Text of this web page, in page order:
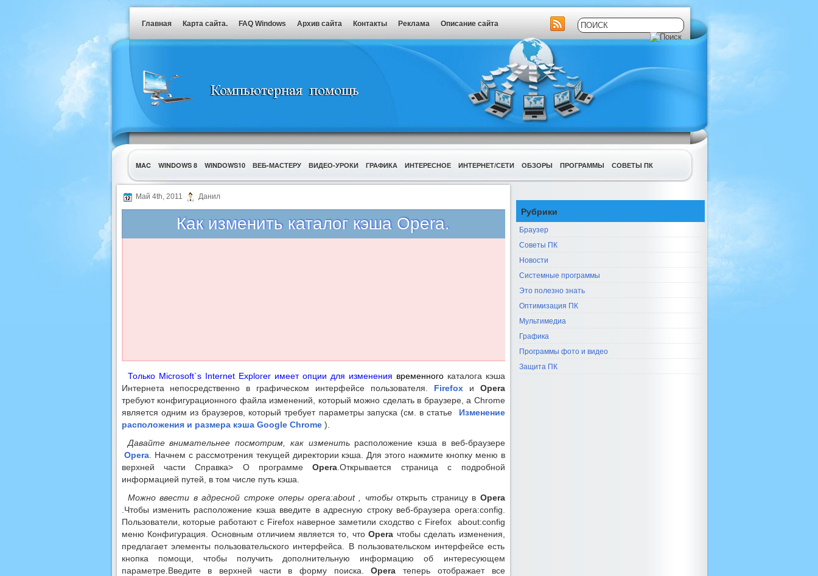
Главная Карта сайта. FAQ Windows Архив сайта Контакты Реклама Описание сайта
MAC WINDOWS 8 WINDOWS10 ВЕБ-МАСТЕРУ ВИДЕО-УРОКИ ГРАФИКА ИНТЕРЕСНОЕ ИНТЕРНЕТ/СЕТИ ОБЗОРЫ ПРОГРАММЫ СОВЕТЫ ПК
УТИЛИТЫ
Май 4th, 2011 Данил
Как изменить каталог кэша Opera.
Только Microsoft`s Internet Explorer имеет опции для изменения временногокаталога кэша
Интернета непосредственно в графическом интерфейсе пользователя. Firefoxи Opera
требуют конфигурационного файла изменений, который можно сделать в браузере, а Chrome
является одним из браузеров, который требует параметры запуска (см. в статье Изменение
расположения и размера кэша Google Chrome ).
Давайте внимательнее посмотрим, как изменить расположение кэша в веб-браузере
Opera . Начнем с рассмотрения текущей директории кэша. Для этого нажмите кнопку меню в
верхней части Справка> О программеOpera .Открывается страница с подробной
информацией путей, в том числе путь кэша.
Можно ввести в адресной строке оперы opera:about , чтобыоткрыть страницу в Opera
.Чтобы изменить расположение кэша введите в адресную строку веб-браузера opera:config.
Пользователи, которые работают с Firefox наверное заметили сходство с Firefox about:config
меню Конфигурация. Основным отличием является то, чтоOpera чтобы сделать изменения,
предлагает элементы пользовательского интерфейса. В пользовательском интерфейсе есть
кнопка помощи, чтобы получить дополнительную информацию об интересующем
параметре.Введите в верхней части в форму поиска.Opera теперь отображает все
Рубрики
Браузер
Советы ПК
Новости
Системные программы
Это полезно знать
Оптимизация ПК
Мультимедиа
Графика
Программы фото и видео
Защита ПК